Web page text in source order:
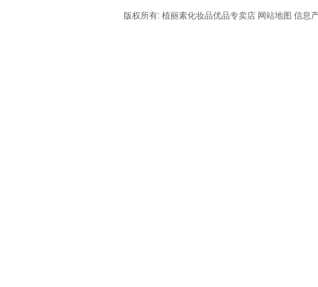
版权所有: 植丽素化妆品优品专卖店 网站地图 信息